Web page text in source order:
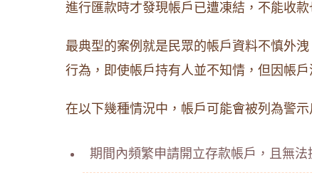
進行匯款時才發現帳戶已遭凍結，不能收款
最典型的案例就是民眾的帳戶資料不慎外
行為，即使帳戶持有人並不知情，但因帳
在以下幾種情況中，帳戶可能會被列為警示
期間內頻繁申請開立存款帳戶，且無法